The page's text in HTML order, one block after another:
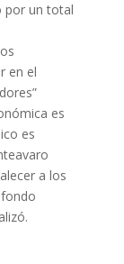
por un total
en el
es
es
a los